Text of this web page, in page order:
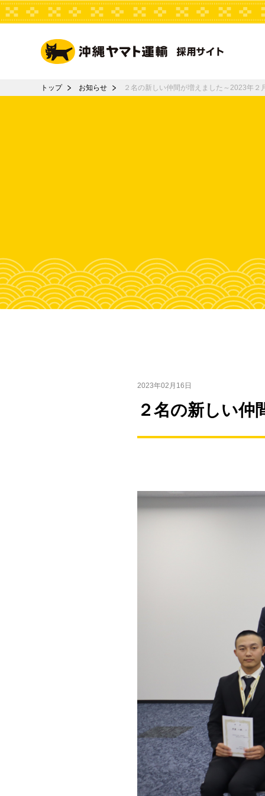
トップ お知らせ ２名の新しい仲間が増えました～2023年２
2023年02月16日
２名の新しい仲